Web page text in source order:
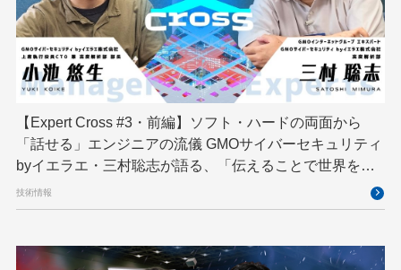
技育プロジェクト 技術広報 技術書典
拡張知能 新卒 新卒研修 映像
映像クリエイター 暗号 業務効率化
生成AI 産学連携
研究開発 耐量子暗号 脆弱性診断 開発者
【Expert Cross #3・前編】ソフト・ハードの両面から
「話せる」エンジニアの流儀 GMOサイバーセキュリティ
byイエラエ・三村聡志が語る、「伝えることで世界を良
くする」エキスパートの在り方
技術情報